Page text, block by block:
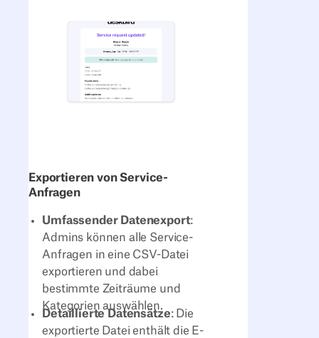
Exportieren von Service-
Anfragen
Umfassender Datenexport:
Admins können alle Service-
Anfragen in eine CSV-Datei
exportieren und dabei
bestimmte Zeiträume und
Kategorien auswählen.
Detaillierte Datensätze: Die
exportierte Datei enthält die E-